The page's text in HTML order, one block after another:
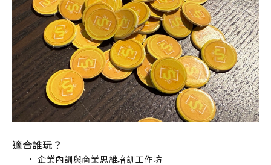
適合誰玩？
企業內訓與商業思維培訓工作坊